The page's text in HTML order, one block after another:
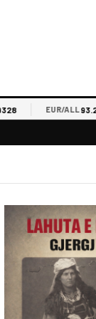
EUR/ALL93.2086